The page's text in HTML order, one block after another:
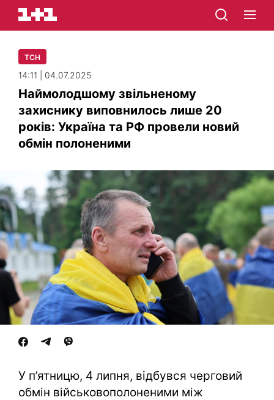
ТСН
14:11 | 04.07.2025
Наймолодшому звільненому
захиснику виповнилось лише 20
років: Україна та РФ провели новий
обмін полоненими
У п’ятницю, 4 липня, відбувся черговий
обмін військовополоненими між